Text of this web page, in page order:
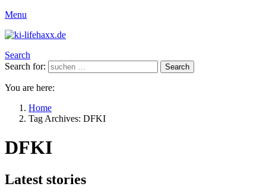
Menu
Search
Search for:
Search
You are here:
Home
Tag Archives: DFKI
DFKI
Latest stories